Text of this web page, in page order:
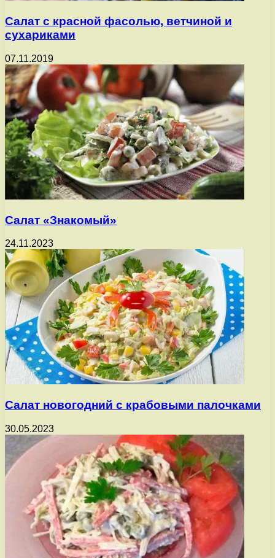
Салат с красной фасолью, ветчиной и
сухариками
07.11.2019
Салат «Знакомый»
24.11.2023
Салат новогодний с крабовыми палочками
30.05.2023